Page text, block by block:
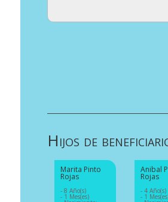
Hijos de
Marita Pinto
Rojas
- 8 Año(s)
- 1 Mes(es)
Anibal
Rojas
- 4 Año(s)
- 1